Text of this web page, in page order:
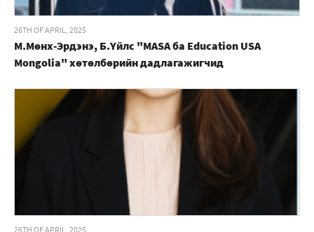
26TH OF APRIL, 2025
М.Мөнх-Эрдэнэ, Б.Үйлс "MASA ба Education USA
Mongolia" хөтөлбөрийн дадлагажигчид
26TH OF APRIL, 2025